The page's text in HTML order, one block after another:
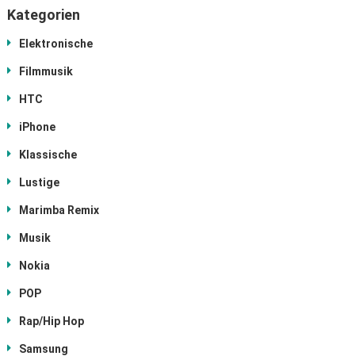
Kategorien
Elektronische
Filmmusik
HTC
iPhone
Klassische
Lustige
Marimba Remix
Musik
Nokia
POP
Rap/Hip Hop
Samsung